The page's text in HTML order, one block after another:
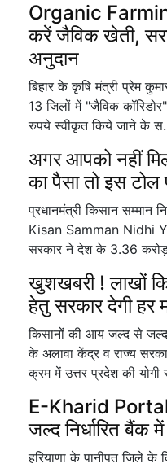
Organic
करें जैविक खेती,
अनुदान
बिहार के कृषि मंत्री प्रेम
13 जिलों में "जैविक
रुपये स्वीकृत किये जाने के
अगर आपको नहीं
का पैसा तो इस
प्रधानमंत्री किसान सम्मान
Kisan Samman Nidhi
सरकार ने देश के 3.36
खुशखबरी ! लाखों
हेतु सरकार देगी
किसानों की आय जल्द से
के अलावा केंद्र व राज्य
क्रम में उत्तर प्रदेश की
E-Kharid Portal
जल्द निर्धारित बैंक
हरियाणा के पानीपत जिले